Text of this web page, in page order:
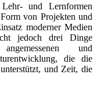
Lehr- und Lernformen
von Projekten und
moderner Medien
jedoch drei Dinge
und
die die
und Zeit, die